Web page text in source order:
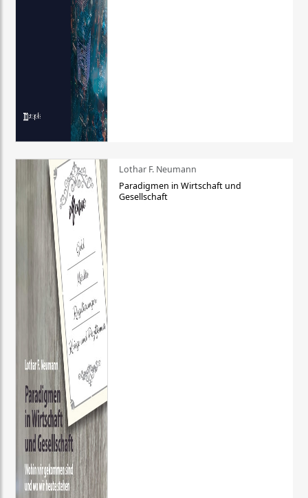
Lothar F. Neumann
Paradigmen in Wirtschaft und
Gesellschaft